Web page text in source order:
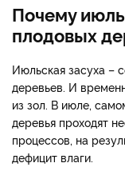
Почему
плодовых
Июльская засуха –
деревьев. И
из зол. В июле,
деревья проходят
процессов, на
дефицит влаги.